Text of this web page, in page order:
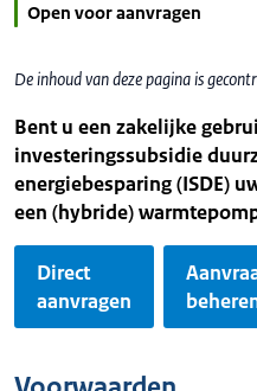
Open voor aanvragen
De inhoud van deze pagina is
Bent u een zakelijke
investeringssubsidie
energiebesparing (ISDE)
een (hybride)
Direct
aanvragen